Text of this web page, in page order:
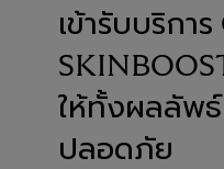
เข้ารับบริกา
ให้ทั้งผลลัพธ์
ปลอดภัย